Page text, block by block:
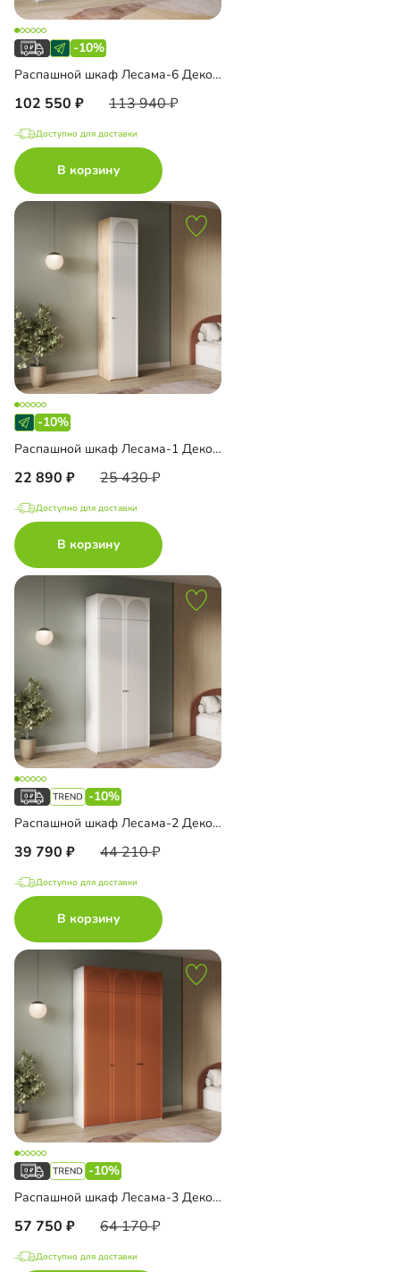
-10%
Распашной шкаф Лесама-6 Декор 1
102 550 113 940
Доступно для доставки
В корзину
-10%
Распашной шкаф Лесама-1 Декор 1 с антресолью
22 890 25 430
Доступно для доставки
В корзину
-10%
Распашной шкаф Лесама-2 Декор 1 с антресолью
39 790 44 210
Доступно для доставки
В корзину
-10%
Распашной шкаф Лесама-3 Декор 1 с антресолью
57 750 64 170
Доступно для доставки